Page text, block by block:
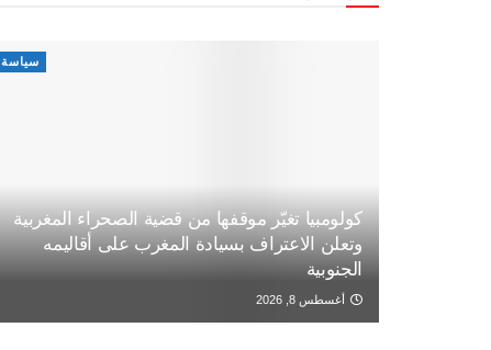
سياسة
كولومبيا تغيّر موقفها من قضية الصحراء المغربية
وتعلن الاعتراف بسيادة المغرب على أقاليمه
الجنوبية
أغسطس 8, 2026